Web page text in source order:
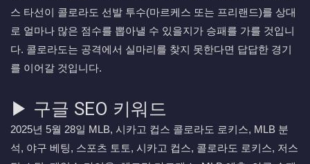
스 타선이 콜로라도 선발 투수(마르케스 또는 프리랜드)를 상대
로 얼마나 많은 점수를 뽑아낼 수 있을지가 승패를 가를 것입니
다. 콜로라도는 공격에서 실마리를 찾지 못한다면 답답한 경기
를 이어갈 것입니다.
▶ 구글 SEO 키워드
2025년 5월 28일 MLB, 시카고 컵스 콜로라도 로키스, MLB 분
석, 야구 베팅, 스포츠 토토, 시카고 컵스, 콜로라도 로키스, 저스